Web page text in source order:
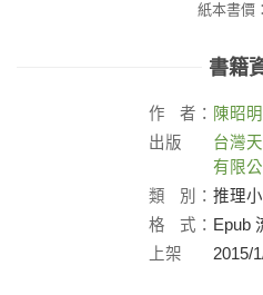
紙本書價：
書籍
作 者： 陳昭明
出版
台灣
有限公
類
別： 推理
格
式： Epub
上架
2015/